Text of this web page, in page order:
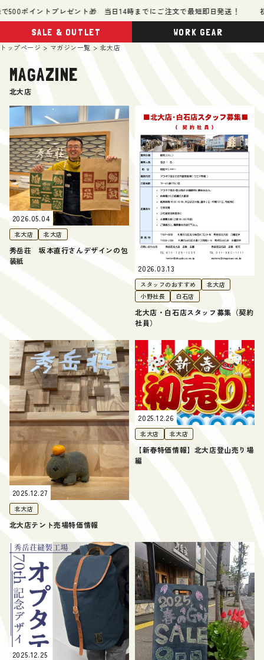
ポイントプレゼント🎁 当日14時までにご注文で最短即日発送！ 初
WORK GEAR
トップページ マガジン一覧 北大店
MAGAZINE
北大店
2026.05.04
北大店 北大店
秀岳荘 坂本直行さんデザインの包
装紙
2026.03.13
スタッフのおすすめ
北大店
小野社長
白石店
北大店・白石店スタッフ募集（契約
社員）
2025.12.27
北大店
北大店テント売場特価情報
2025.12.26
北大店 北大店
【新春特価情報】北大店登山売り場
編
2025.12.25
SALE & OUTLET